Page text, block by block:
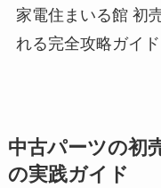
家電住まいる館 初
れる完全攻略ガイド
中古パーツの初
の実践ガイド